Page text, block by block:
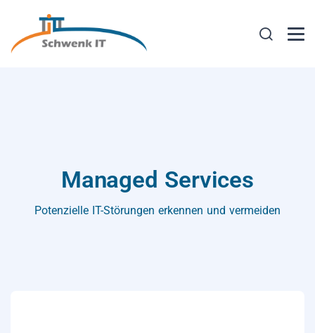
Managed Services
Potenzielle IT-Störungen erkennen und vermeiden